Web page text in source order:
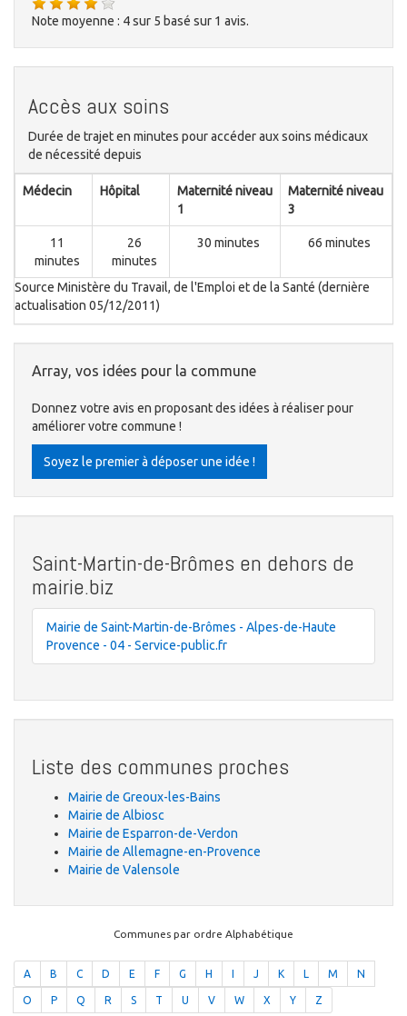
Note moyenne : 4sur 5 basé sur 1 avis.
Accès aux soins
Durée de trajet en minutes pour accéder aux soins médicaux
de nécessité depuis
Médecin Hôpital
Maternité niveau
1
Maternité niveau
3
11
minutes
26
minutes
30 minutes 66 minutes
Source Ministère du Travail, de l'Emploi et de la Santé (dernière
actualisation 05/12/2011)
Array, vos idées pour la commune
Donnez votre avis en proposant des idées à réaliser pour
améliorer votre commune !
Soyez le premier à déposer une idée !
Saint-Martin-de-Brômes en dehors de
mairie.biz
Mairie de Saint-Martin-de-Brômes - Alpes-de-Haute
Provence - 04 - Service-public.fr
Liste des communes proches
Mairie de Greoux-les-Bains
Mairie de Albiosc
Mairie de Esparron-de-Verdon
Mairie de Allemagne-en-Provence
Mairie de Valensole
Communes par ordre Alphabétique
A B C D E F G H J K L M N
O P Q R S T U V W X Y Z